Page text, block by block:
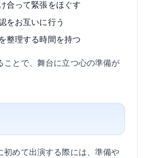
合って緊張をほぐす
をお互いに行う
整理する時間を持つ
ことで、舞台に立つ心の準備が
初めて出演する際には、準備や